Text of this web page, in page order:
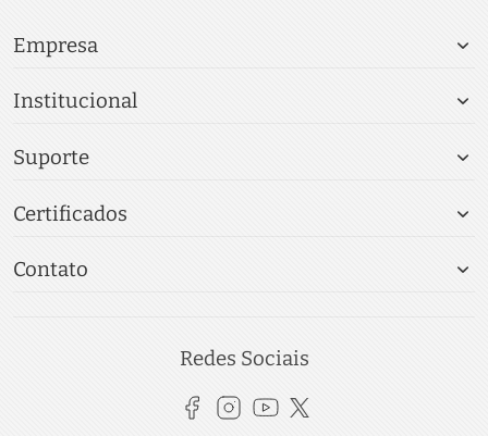
Empresa
Institucional
Suporte
Certificados
Contato
Redes Sociais